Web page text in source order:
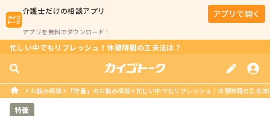
介護士だけの相談アプリ
アプリを無料でダウンロード！
アプリで開く
忙しい中でもリフレッシュ！休憩時間の工夫法は？
お悩み相談 「特養」のお悩み相談 忙しい中でもリフレッシュ！休憩時間の工夫法
特養